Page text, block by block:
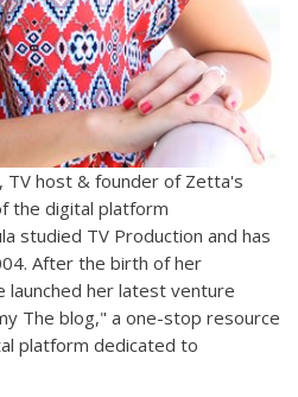
TV host & founder of Zetta's
the digital platform
studied TV Production and has
After the birth of her
launched her latest venture
The blog," a one-stop resource
platform dedicated to